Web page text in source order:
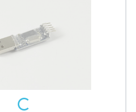
Loading...